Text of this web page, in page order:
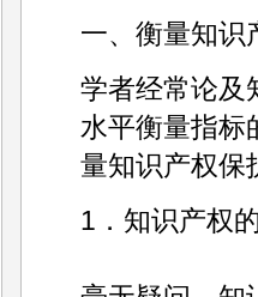
一、衡量知识
学者经常论及
水平衡量指标
量知识产权保
1．知识产权